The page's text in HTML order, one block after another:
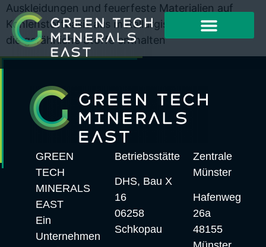
Auskleidungen und feuerfeste Materialien auf
Kohlenstoffbasis aus metallurgischen Prozessen,
die gefährliche Stoffe enthalten
GREEN
TECH
MINERALS
EAST
Ein
Unternehmen
Betriebsstätte
DHS, Bau X
16
06258
Schkopau
Zentrale
Münster
Hafenweg
26a
48155